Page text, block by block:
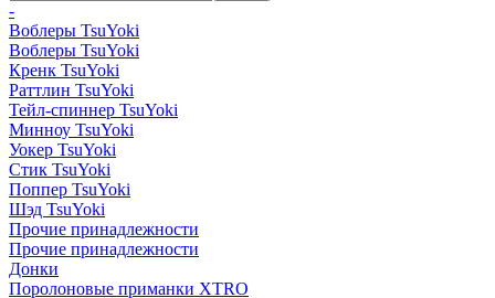
-
Воблеры TsuYoki
Воблеры TsuYoki
Кренк TsuYoki
Раттлин TsuYoki
Тейл-спиннер TsuYoki
Минноу TsuYoki
Уокер TsuYoki
Стик TsuYoki
Поппер TsuYoki
Шэд TsuYoki
Прочие принадлежности
Прочие принадлежности
Донки
Поролоновые приманки XTRO